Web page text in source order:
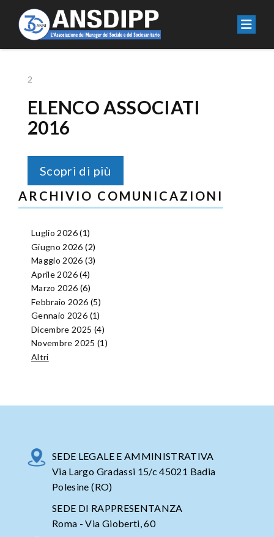
2
ELENCO ASSOCIATI
2016
Scopri di più
ARCHIVIO COMUNICAZIONI
Luglio 2026(1)
Giugno 2026 (2)
Maggio 2026 (3)
Aprile 2026(4)
Marzo 2026 (6)
Febbraio 2026 (5)
Gennaio 2026 (1)
Dicembre 2025 (4)
Novembre 2025 (1)
Altri
SEDE LEGALE E AMMINISTRATIVA
Via Largo Gradassi 15/c 45021 Badia
Polesine (RO)
SEDE DI RAPPRESENTANZA
Roma - Via Gioberti, 60